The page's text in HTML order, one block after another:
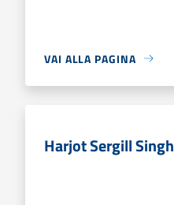
VAI ALLA PAGINA
Harjot Sergill Singh